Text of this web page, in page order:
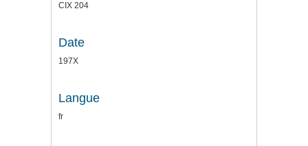
CIX 204
Date
197X
Langue
fr